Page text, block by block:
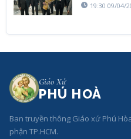
19:30 09/04/
Giáo Xứ
PHÚ HOÀ
Ban truyền thông Giáo xứ Phú
phận TP.HCM.